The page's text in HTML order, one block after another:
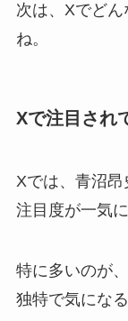
次は、Xでど
ね。
Xで注目され
Xでは、青沼
注目度が一気
特に多いのが
独特で気にな